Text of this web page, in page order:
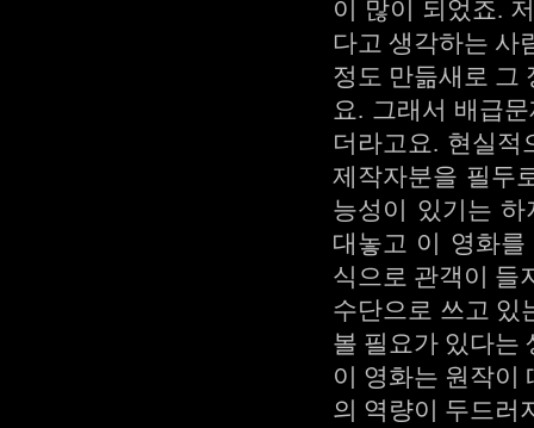
이 많이 되었죠.
다고 생각하는 사
정도 만듦새로 그
요. 그래서 배급
더라고요. 현실
제작자분을 필두
능성이 있기는
대놓고 이 영화
식으로 관객이 들
수단으로 쓰고 있
볼 필요가 있다는
이 영화는 원작이
의 역량이 두드러